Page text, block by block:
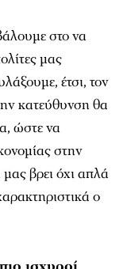
στο να
μας
έτσι, τον
κατεύθυνση θα
ώστε να
στην
βρει όχι απλά
ο